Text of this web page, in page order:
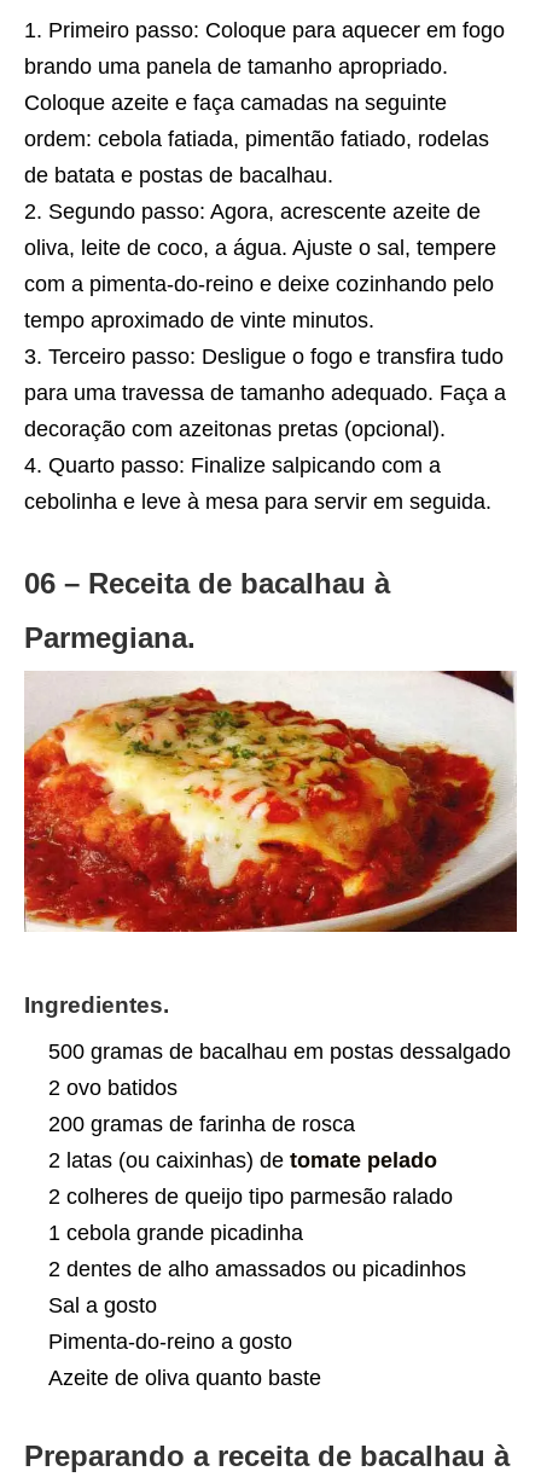
Primeiro passo: Coloque para aquecer em fogo
brando uma panela de tamanho apropriado.
Coloque azeite e faça camadas na seguinte
ordem: cebola fatiada, pimentão fatiado, rodelas
de batata e postas de bacalhau.
Segundo passo: Agora, acrescente azeite de
oliva, leite de coco, a água. Ajuste o sal, tempere
com a pimenta-do-reino e deixe cozinhando pelo
tempo aproximado de vinte minutos.
Terceiro passo: Desligue o fogo e transfira tudo
para uma travessa de tamanho adequado. Faça a
decoração com azeitonas pretas (opcional).
Quarto passo: Finalize salpicando com a
cebolinha e leve à mesa para servir em seguida.
06 – Receita de bacalhau à
Parmegiana.
Ingredientes.
500 gramas de bacalhau em postas dessalgado
2 ovo batidos
200 gramas de farinha de rosca
2 latas (ou caixinhas) de tomate pelado
2 colheres de queijo tipo parmesão ralado
1 cebola grande picadinha
2 dentes de alho amassados ou picadinhos
Sal a gosto
Pimenta-do-reino a gosto
Azeite de oliva quanto baste
Preparando a receita de bacalhau à